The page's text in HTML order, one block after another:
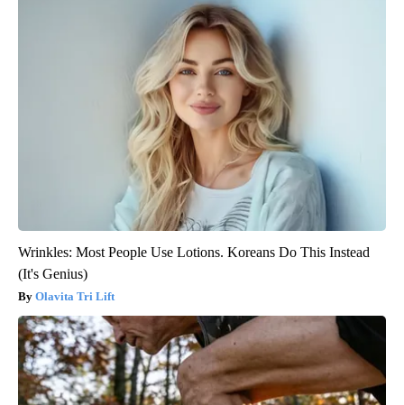
Wrinkles: Most People Use Lotions. Koreans Do This Instead
(It's Genius)
Olavita Tri Lift